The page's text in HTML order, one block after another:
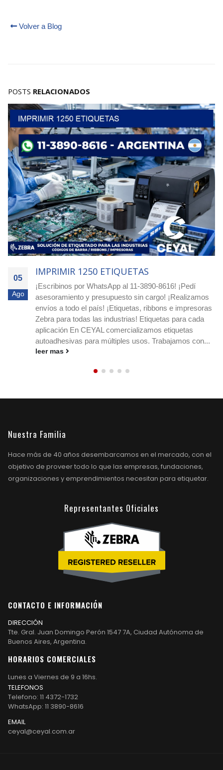
Volver a Blog
POSTS RELACIONADOS
05
Ago
IMPRIMIR 4000 ETIQUETAS
Agilizá tus pocesos! Cotizá ya con nuestro equipo
experto! Escribimos a nuestro whatsapp: 11-3890-8616
o a nuestro e-mailceyal@ceyal.com.arEtiquetas
adhesivas para imprimir que agilizan la identificación, el
stock y los envíos en cualquier rubro. Conocé
medidas, materiales y ribbons....
leer mas
Nuestra Familia
Hace más de 40 años desembarcamos en el mercado, con el
objetivo de proveer todo lo que las empresas, fundaciones,
organizaciones y emprendimientos necesitan para etiquetar.
Representantes Oficiales
CONTACTO E INFORMACIÓN
DIRECCIÓN
Tte. Gral. Juan Domingo Perón 1547 7A, Ciudad Autónoma de
Buenos Aires, Argentina.
HORARIOS COMERCIALES
Lunes a Viernes de 9 a 16hs.
TELEFONOS
Telefono: 11 4372-1732
WhatsApp: 11 3890-8616
EMAIL
ceyal@ceyal.com.ar